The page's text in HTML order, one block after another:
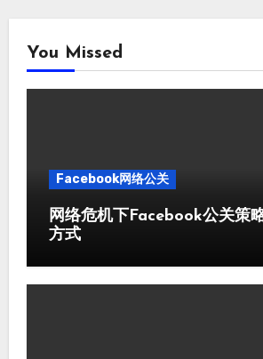
You Missed
Facebook网络公关
网络危机下Facebook公关策
方式